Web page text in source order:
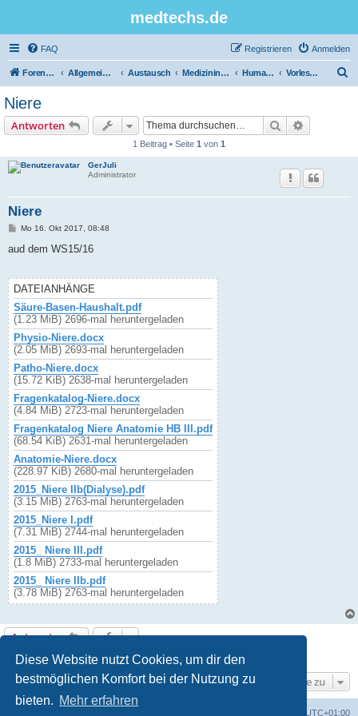
Diese Website nutzt Cookies, um dir den
bestmöglichen Komfort bei der Nutzung zu
bieten. Mehr erfahren
medtechs.de
FAQ Anmelden
Registrieren
Foren-Übersicht Allgemeines Board Austausch Medizininformatik Humanbiologie Vorlesungsunterlagen
Niere
Antworten Suche
1 Beitrag • Seite 1 von 1
GerJuli
Administrator
Niere
B
i
g
Mo 16. Okt 2017, 08:48
aud dem WS15/16
DATEIANHÄNGE
Säure-Basen-Haushalt.pdf
(1.23 MiB) 2696-mal heruntergeladen
Physio-Niere.docx
(2.05 MiB) 2693-mal heruntergeladen
Patho-Niere.docx
(15.72 KiB) 2638-mal heruntergeladen
Fragenkatalog-Niere.docx
(4.84 MiB) 2723-mal heruntergeladen
Fragenkatalog Niere Anatomie HB III.pdf
(68.54 KiB) 2631-mal heruntergeladen
Anatomie-Niere.docx
(228.97 KiB) 2680-mal heruntergeladen
2015_Niere IIb(Dialyse).pdf
(3.15 MiB) 2763-mal heruntergeladen
2015_Niere I.pdf
(7.31 MiB) 2744-mal heruntergeladen
2015_ Niere III.pdf
(1.8 MiB) 2733-mal heruntergeladen
2015_ Niere IIb.pdf
(3.78 MiB) 2763-mal heruntergeladen
Antworten
1 Beitrag • Seite1von 1
Gehe zu
UTC+01:00